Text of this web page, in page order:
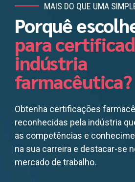
MAIS DO QUE UMA
Porquê
para
indústria
farmacêutica?
Obtenha certificações
reconhecidas pela indústria
as competências e
na sua carreira e destacar-se
mercado de trabalho.